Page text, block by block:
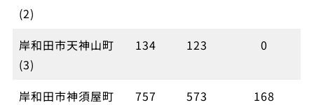
(2)
岸和田市天神山町
(3)
134 123 0
岸和田市神須屋町 757 573
168